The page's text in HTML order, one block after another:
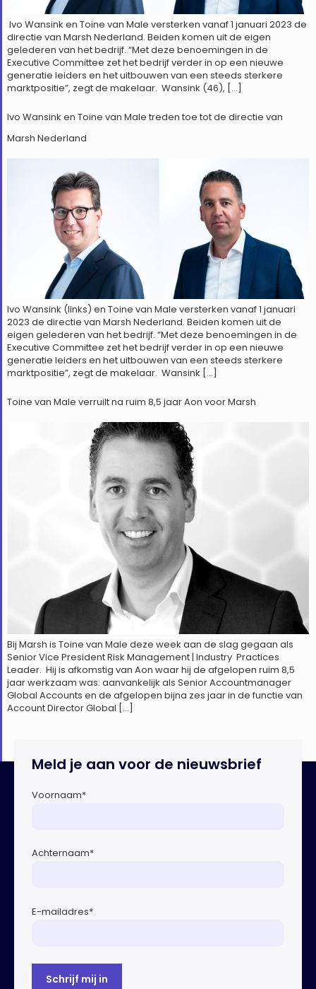
Ivo Wansink en Toine van Male versterken vanaf 1 januari 2023 de
directie van Marsh Nederland. Beiden komen uit de eigen
gelederen van het bedrijf. “Met deze benoemingen in de
Executive Committee zet het bedrijf verder in op een nieuwe
generatie leiders en het uitbouwen van een steeds sterkere
marktpositie”, zegt de makelaar. Wansink (46), […]
Ivo Wansink en Toine van Male treden toe tot de directie van
Marsh Nederland
Ivo Wansink (links) en Toine van Male versterken vanaf 1 januari
2023 de directie van Marsh Nederland. Beiden komen uit de
eigen gelederen van het bedrijf. “Met deze benoemingen in de
Executive Committee zet het bedrijf verder in op een nieuwe
generatie leiders en het uitbouwen van een steeds sterkere
marktpositie”, zegt de makelaar. Wansink […]
Toine van Male verruilt na ruim 8,5 jaar Aon voor Marsh
Bij Marsh is Toine van Male deze week aan de slag gegaan als
Senior Vice President Risk Management | Industry Practices
Leader. Hij is afkomstig van Aon waar hij de afgelopen ruim 8,5
jaar werkzaam was: aanvankelijk als Senior Accountmanager
Global Accounts en de afgelopen bijna zes jaar in de functie van
Account Director Global […]
Meld je aan voor de nieuwsbrief
Voornaam*
Achternaam*
E-mailadres*